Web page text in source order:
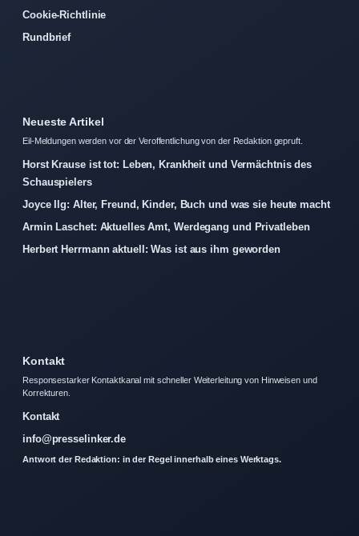
Cookie-Richtlinie
Rundbrief
Neueste Artikel
Eil-Meldungen werden vor der Veroffentlichung von der Redaktion gepruft.
Horst Krause ist tot: Leben, Krankheit und Vermächtnis des
Schauspielers
Joyce Ilg: Alter, Freund, Kinder, Buch und was sie heute macht
Armin Laschet: Aktuelles Amt, Werdegang und Privatleben
Herbert Herrmann aktuell: Was ist aus ihm geworden
Kontakt
Responsestarker Kontaktkanal mit schneller Weiterleitung von Hinweisen und
Korrekturen.
Kontakt
info@presselinker.de
Antwort der Redaktion: in der Regel innerhalb eines Werktags.